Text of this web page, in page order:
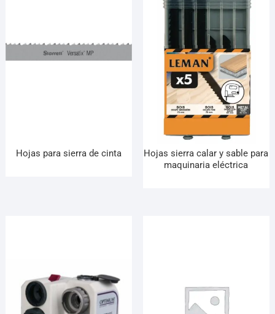
Hojas para sierra de cinta
Hojas sierra calar y sable para
maquinaria eléctrica